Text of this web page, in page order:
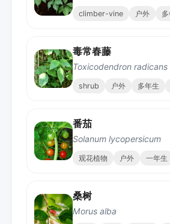
climber-vine 户外
毒常春藤
Toxicodendron radicans
shrub 户外 多年生
番茄
Solanum lycopersicum
观花植物 户外 一年生
桑树
Morus alba